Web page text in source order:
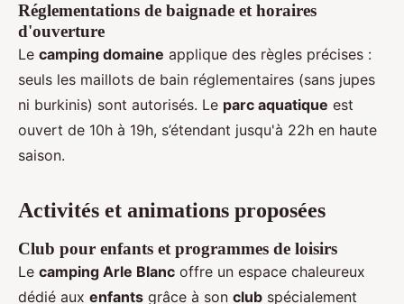
Réglementations de baignade et horaires
d'ouverture
Le camping domaine applique des règles précises :
seuls les maillots de bain réglementaires (sans jupes
ni burkinis) sont autorisés. Le parc aquatique est
ouvert de 10h à 19h, s’étendant jusqu'à 22h en haute
saison.
Activités et animations proposées
Club pour enfants et programmes de loisirs
Le camping Arle Blanc offre un espace chaleureux
dédié aux enfants grâce à son club spécialement